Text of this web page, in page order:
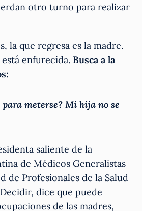
otro turno para realizar
la que regresa es la madre.
enfurecida. Busca a la
para meterse? Mi hija no se
saliente de la
de Médicos Generalistas
de Profesionales de la Salud
dice que puede
de las madres,